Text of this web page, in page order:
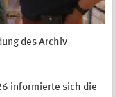
des Archiv
informierte sich die